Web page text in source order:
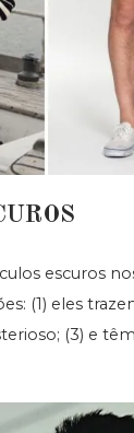
escuros
(1) eles
(3) e